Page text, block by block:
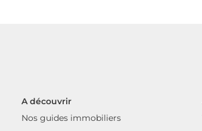
A découvrir
Nos guides immobiliers